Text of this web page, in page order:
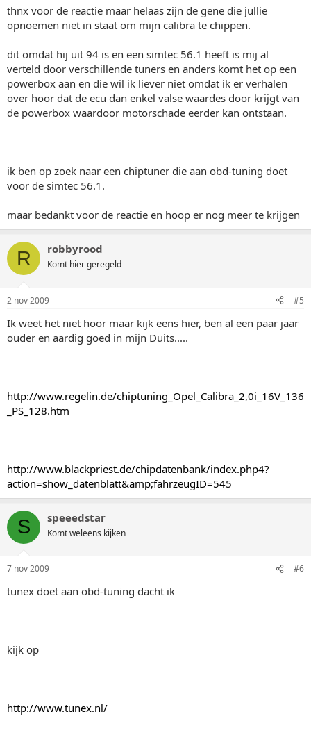
thnx voor de reactie maar helaas zijn de gene die jullie
opnoemen niet in staat om mijn calibra te chippen.
dit omdat hij uit 94 is en een simtec 56.1 heeft is mij al
verteld door verschillende tuners en anders komt het op een
powerbox aan en die wil ik liever niet omdat ik er verhalen
over hoor dat de ecu dan enkel valse waardes door krijgt van
de powerbox waardoor motorschade eerder kan ontstaan.
ik ben op zoek naar een chiptuner die aan obd-tuning doet
voor de simtec 56.1.
maar bedankt voor de reactie en hoop er nog meer te krijgen
R robbyrood
Komt hier geregeld
2 nov 2009 #5
Ik weet het niet hoor maar kijk eens hier, ben al een paar jaar
ouder en aardig goed in mijn Duits.....
http://www.regelin.de/chiptuning_Opel_Calibra_2,0i_16V_136
_PS_128.htm
http://www.blackpriest.de/chipdatenbank/index.php4?
action=show_datenblatt&amp;fahrzeugID=545
S speeedstar
Komt weleens kijken
7 nov 2009 #6
tunex doet aan obd-tuning dacht ik
kijk op
http://www.tunex.nl/